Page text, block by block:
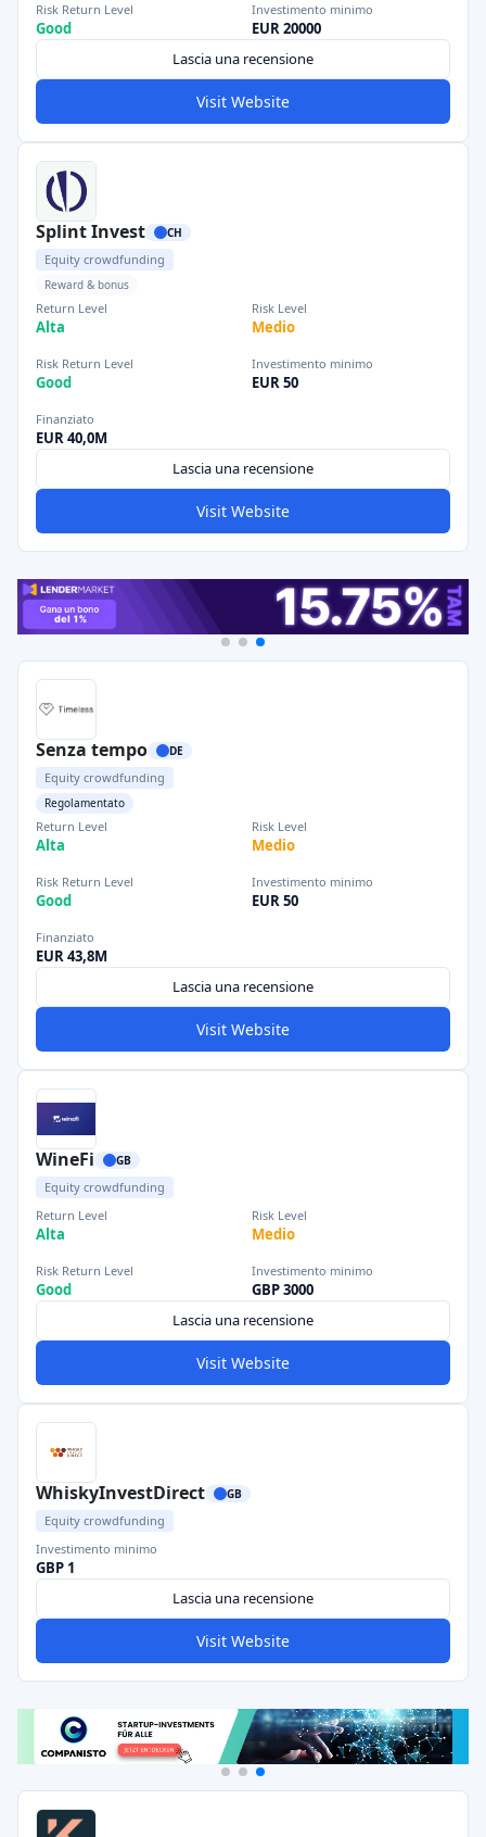
Risk Return Level
Good
Investimento minimo
EUR 20000
Lascia una recensione
Visit Website
Splint Invest CH
Equity crowdfunding
Reward & bonus
Return Level
Alta
Risk Level
Medio
Risk Return Level
Good
Investimento minimo
EUR 50
Finanziato
EUR 40,0M
Lascia una recensione
Visit Website
Senza tempo DE
Equity crowdfunding
Regolamentato
Return Level
Alta
Risk Level
Medio
Risk Return Level
Good
Investimento minimo
EUR 50
Finanziato
EUR 43,8M
Lascia una recensione
Visit Website
WineFi GB
Equity crowdfunding
Return Level
Alta
Risk Level
Medio
Risk Return Level
Good
Investimento minimo
GBP 3000
Lascia una recensione
Visit Website
WhiskyInvestDirect GB
Equity crowdfunding
Investimento minimo
GBP 1
Lascia una recensione
Visit Website